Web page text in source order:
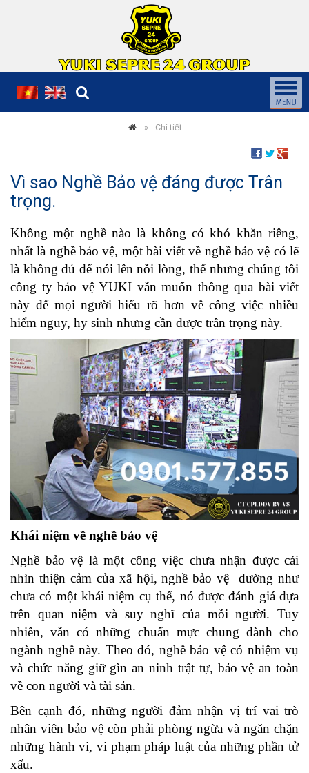
Chi tiết
Vì sao Nghề Bảo vệ đáng được Trân
trọng.
Không một nghề nào là không có khó khăn riêng,
nhất là nghề bảo vệ, một bài viết về nghề bảo vệ có lẽ
là không đủ để nói lên nỗi lòng, thế nhưng chúng tôi
công ty bảo vệ YUKI vẫn muốn thông qua bài viết
này để mọi người hiểu rõ hơn về công việc nhiều
hiểm nguy, hy sinh nhưng cần được trân trọng này.
Khái niệm về nghề bảo vệ
Nghề bảo vệ là một công việc chưa nhận được cái
nhìn thiện cảm của xã hội, nghề bảo vệ dường như
chưa có một khái niệm cụ thể, nó được đánh giá dựa
trên quan niệm và suy nghĩ của mỗi người. Tuy
nhiên, vẫn có những chuẩn mực chung dành cho
ngành nghề này. Theo đó, nghề bảo vệ có nhiệm vụ
và chức năng giữ gìn an ninh trật tự, bảo vệ an toàn
về con người và tài sản.
Bên cạnh đó, những người đảm nhận vị trí vai trò
nhân viên bảo vệ còn phải phòng ngừa và ngăn chặn
những hành vi, vi phạm pháp luật của những phần tử
xấu.